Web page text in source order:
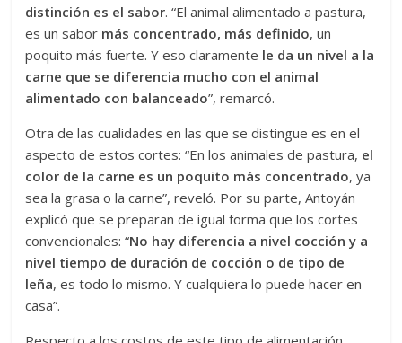
distinción es el sabor. “El animal alimentado a pastura,
es un sabor más concentrado, más definido, un
poquito más fuerte. Y eso claramente le da un nivel a la
carne que se diferencia mucho con el animal
alimentado con balanceado”, remarcó.
Otra de las cualidades en las que se distingue es en el
aspecto de estos cortes: “En los animales de pastura, el
color de la carne es un poquito más concentrado, ya
sea la grasa o la carne”, reveló. Por su parte, Antoyán
explicó que se preparan de igual forma que los cortes
convencionales: “No hay diferencia a nivel cocción y a
nivel tiempo de duración de cocción o de tipo de
leña, es todo lo mismo. Y cualquiera lo puede hacer en
casa”.